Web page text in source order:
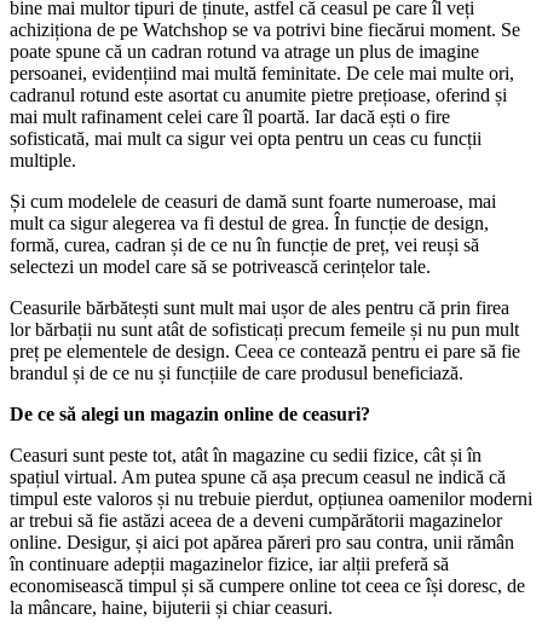
bine mai multor tipuri de ținute, astfel că ceasul pe care îl veți
achiziționa de pe Watchshop se va potrivi bine fiecărui moment. Se
poate spune că un cadran rotund va atrage un plus de imagine
persoanei, evidențiind mai multă feminitate. De cele mai multe ori,
cadranul rotund este asortat cu anumite pietre prețioase, oferind și
mai mult rafinament celei care îl poartă. Iar dacă ești o fire
sofisticată, mai mult ca sigur vei opta pentru un ceas cu funcții
multiple.
Și cum modelele de ceasuri de damă sunt foarte numeroase, mai
mult ca sigur alegerea va fi destul de grea. În funcție de design,
formă, curea, cadran și de ce nu în funcție de preț, vei reuși să
selectezi un model care să se potrivească cerințelor tale.
Ceasurile bărbătești sunt mult mai ușor de ales pentru că prin firea
lor bărbații nu sunt atât de sofisticați precum femeile și nu pun mult
preț pe elementele de design. Ceea ce contează pentru ei pare să fie
brandul și de ce nu și funcțiile de care produsul beneficiază.
De ce să alegi un magazin online de ceasuri?
Ceasuri sunt peste tot, atât în magazine cu sedii fizice, cât și în
spațiul virtual. Am putea spune că așa precum ceasul ne indică că
timpul este valoros și nu trebuie pierdut, opțiunea oamenilor moderni
ar trebui să fie astăzi aceea de a deveni cumpărătorii magazinelor
online. Desigur, și aici pot apărea păreri pro sau contra, unii rămân
în continuare adepții magazinelor fizice, iar alții preferă să
economisească timpul și să cumpere online tot ceea ce își doresc, de
la mâncare, haine, bijuterii și chiar ceasuri.